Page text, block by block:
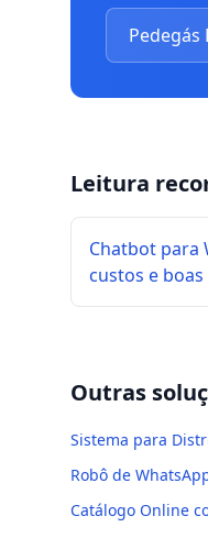
Leitura
Chatbot para
custos e
Outras
Sistema para
Robô de
Catálogo Online